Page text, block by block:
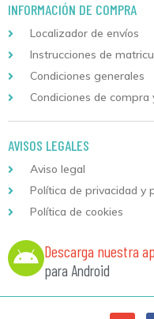
INFORMACIÓN DE COMPRA
Localizador de envíos
Instrucciones de
Condiciones generales
Condiciones de
AVISOS LEGALES
Aviso legal
Política de privacidad y
Política de cookies
Descarga nuestra
para Android